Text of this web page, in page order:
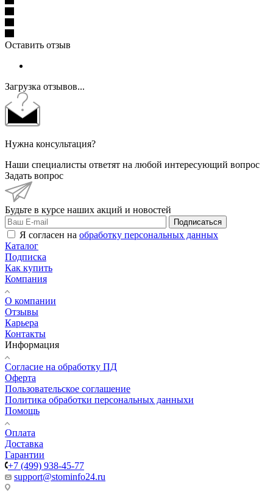
Оставить отзыв
Загрузка отзывов...
Нужна консультация?
Наши специалисты ответят на любой интересующий вопрос
Задать вопрос
Будьте в курсе наших акций и новостей
Подписаться
Я согласен на обработку персональных данных
Каталог
Подписка
Как купить
Компания
О компании
Отзывы
Карьера
Контакты
Информация
Согласие на обработку ПД
Оферта
Пользовательское соглашение
Политика обработки персональных данныхи
Помощь
Оплата
Доставка
Гарантии
+7 (499) 938-45-77
support@stominfo24.ru